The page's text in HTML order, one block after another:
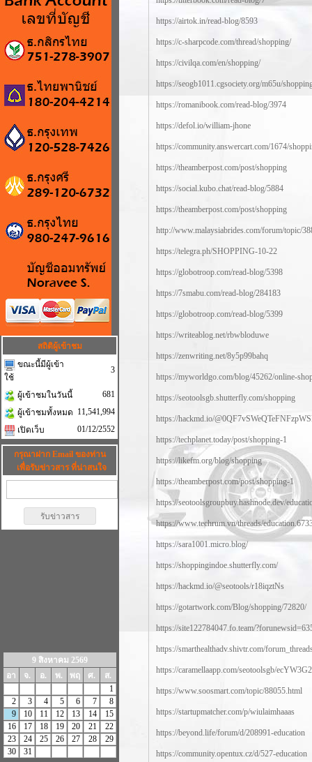
สถิติผู้เข้าชม
ขณะนี้มีผู้เข้า
ใช้
3
ผู้เข้าชมในวันนี้
681
ผู้เข้าชมทั้งหมด 11,541,994
เปิดเว็บ
01/12/2552
กรุณาฝาก Email ของท่าน
เพื่อรับข่าวสาร ที่น่าสนใจ
9 สิงหาคม 2569
อา
จ. อ. พ. พฤ ศ.
ส.
1
2
3 4 5 6 7
8
9
10 11 12 13 14
15
16
17 18 19 20 21
22
23
24 25 26 27 28
29
30
31
https://airtok.in/read-blog/8593
https://c-sharpcode.com/thread/shopping/
https://civilqa.com/en/shopping/
https://seogb1011.cgsociety.org/m65u/
https://romanibook.com/read-blog/3974
https://defol.io/william-jhone
https://community.answercart.com/1674/
https://theamberpost.com/post/shopping
https://social.kubo.chat/read-blog/5884
https://theamberpost.com/post/shopping
http://www.malaysiabrides.com/forum/topic/
https://telegra.ph/SHOPPING-10-22
https://globotroop.com/read-blog/5398
https://7smabu.com/read-blog/284183
https://globotroop.com/read-blog/5399
https://writeablog.net/rbwbloduwe
https://zenwriting.net/8y5p99bahq
https://myworldgo.com/blog/45262/online-
https://seotoolsgb.shutterfly.com/shopping
https://hackmd.io/
https://techplanet.today/post/shopping-1
https://likefm.org/blog/shopping
https://theamberpost.com/post/shopping-1
https://seotoolsgroupbuy.hashnode.dev/
https://www.techrum.vn/threads/
https://sara1001.micro.blog/
https://shoppingindoe.shutterfly.com/
https://hackmd.io/@seotools/r18iqztNs
https://gotartwork.com/Blog/shopping/72820/
https://site122784047.fo.team/
https://smarthealthadv.shivtr.com/
https://caramellaapp.com/seotoolsgb/
https://www.soosmart.com/topic/88055.html
https://startupmatcher.com/p/wiulaimhaaas
https://beyond.life/forum/d/208991-education
https://community.opentux.cz/d/527-education